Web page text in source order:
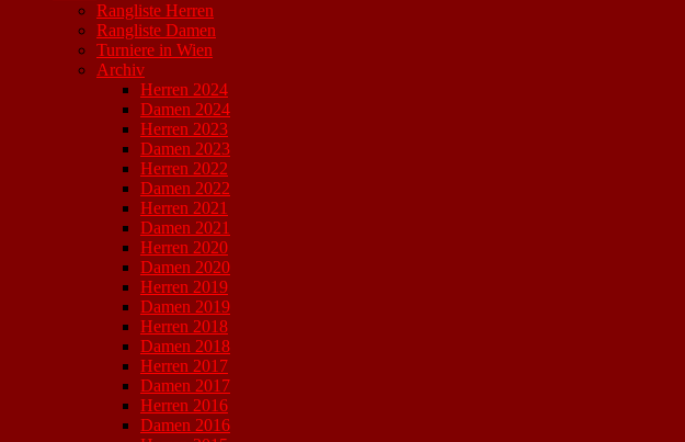
Rangliste Herren
Rangliste Damen
Turniere in Wien
Archiv
Herren 2024
Damen 2024
Herren 2023
Damen 2023
Herren 2022
Damen 2022
Herren 2021
Damen 2021
Herren 2020
Damen 2020
Herren 2019
Damen 2019
Herren 2018
Damen 2018
Herren 2017
Damen 2017
Herren 2016
Damen 2016